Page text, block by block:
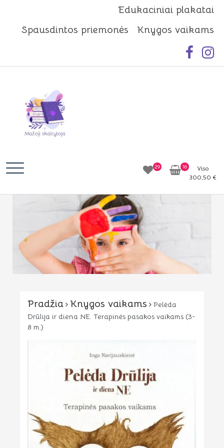
content
Edukaciniai plakatai
Spausdintos priemonės
Knygos vaikams
29 16
Viso
300,50 €
Pradžia Knygos vaikams
Pelėda
Drūlija ir diena NE. Terapinės pasakos vaikams (3-
8 m.)